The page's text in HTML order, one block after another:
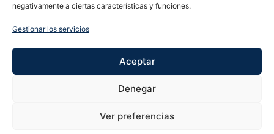
negativamente a ciertas características y funciones.
Gestionar los servicios
Aceptar
Denegar
Ver preferencias
¡¡Suscríbete y prometemos no dar mucho el
Te enviaremos sólo cosas importantes.